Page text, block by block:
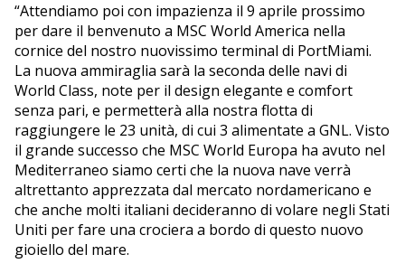
“Attendiamo poi con impazienza il 9 aprile prossimo
per dare il benvenuto a MSC World America nella
cornice del nostro nuovissimo terminal di PortMiami.
La nuova ammiraglia sarà la seconda delle navi di
World Class, note per il design elegante e comfort
senza pari, e permetterà alla nostra flotta di
raggiungere le 23 unità, di cui 3 alimentate a GNL. Visto
il grande successo che MSC World Europa ha avuto nel
Mediterraneo siamo certi che la nuova nave verrà
altrettanto apprezzata dal mercato nordamericano e
che anche molti italiani decideranno di volare negli Stati
Uniti per fare una crociera a bordo di questo nuovo
gioiello del mare.